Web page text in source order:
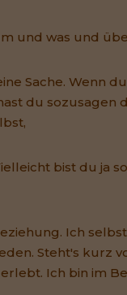
und was und
Sache. Wenn
du sozusagen
bist du ja
Ich
Steht's kurz
Ich bin im